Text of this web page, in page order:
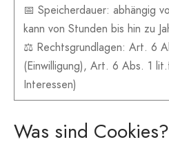
📅 Speicherdauer: abhängig
kann von Stunden bis hin zu
⚖️ Rechtsgrundlagen: Art. 6
(Einwilligung), Art. 6 Abs. 1
Interessen)
Was sind Cookies?